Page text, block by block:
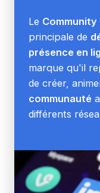
Le Community
principale de
présence en
marque qu'il
de créer,
communauté
différents